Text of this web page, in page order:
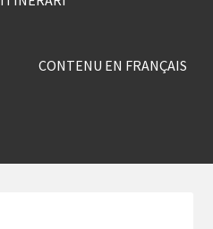
CONTENU EN FRANÇAIS